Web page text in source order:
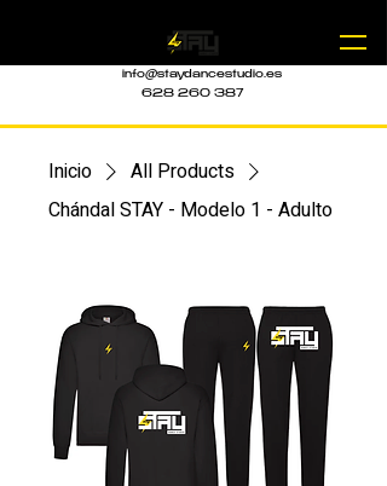
info@staydancestudio.es
628 260 387
Inicio
All Products
Chándal STAY - Modelo 1 - Adulto